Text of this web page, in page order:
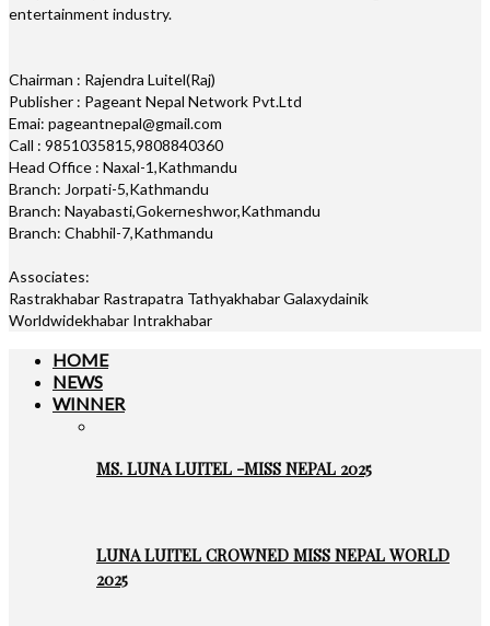
entertainment industry.
Chairman : Rajendra Luitel(Raj)
Publisher : Pageant Nepal Network Pvt.Ltd
Emai: pageantnepal@gmail.com
Call : 9851035815,9808840360
Head Office : Naxal-1,Kathmandu
Branch: Jorpati-5,Kathmandu
Branch: Nayabasti,Gokerneshwor,Kathmandu
Branch: Chabhil-7,Kathmandu
Associates:
Rastrakhabar Rastrapatra Tathyakhabar Galaxydainik
Worldwidekhabar Intrakhabar
HOME
NEWS
WINNER
MS. LUNA LUITEL -MISS NEPAL 2025
LUNA LUITEL CROWNED MISS NEPAL WORLD
2025